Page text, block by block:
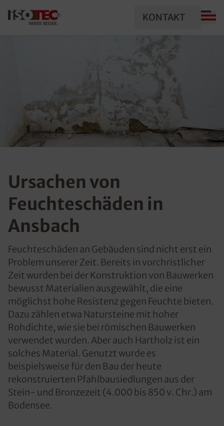
KONTAKT
Ursachen von
Feuchteschäden in
Ansbach
Feuchteschäden an Gebäuden sind nicht erst ein
Problem unserer Zeit. Bereits in vorchristlicher
Zeit wurden bei der Konstruktion von Bauwerken
bewusst Materialien ausgewählt, die eine
möglichst hohe Resistenz gegen Feuchte bieten.
Dazu zählen etwa Natursteine mit hoher
Rohdichte, wie sie bei römischen Bauwerken
verwendet wurden. Aber auch Hartholz ist ein
solches Material. Genutzt wurde es
beispielsweise für den Bau der heute
rekonstruierten Pfahlbausiedlungen aus der
Stein- und Bronzezeit (4.000 bis 850 v. Chr.) am
Bodensee.